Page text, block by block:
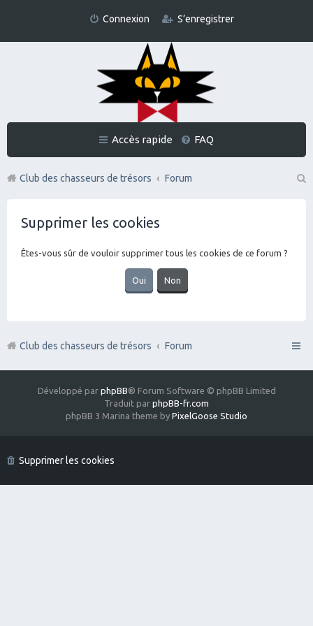
Connexion S’enregistrer
Accès rapide FAQ
Club des chasseurs de trésors
Forum
Supprimer les cookies
Êtes-vous sûr de vouloir supprimer tous les cookies de ce forum ?
Club des chasseurs de trésors Forum
Développé par phpBB® Forum Software © phpBB Limited
Traduit par phpBB-fr.com
phpBB 3 Marina theme by PixelGoose Studio
Supprimer les cookies